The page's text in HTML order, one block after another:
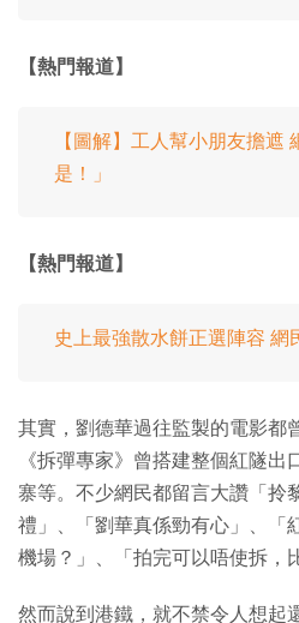
【熱門報道】
【圖解】工人幫小朋友擔遮
是！」
【熱門報道】
史上最強散水餅正選陣容 網
其實，劉德華過往監製的電影都
《拆彈專家》曾搭建整個紅隧
寨等。不少網民都留言大讚「拎
禮」、「劉華真係勁有心」、「
機場？」、「拍完可以唔使拆，
然而說到港鐵，就不禁令人想起